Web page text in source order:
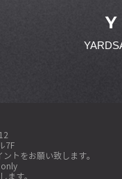
Y
7F
トをお願い致します。
ます。